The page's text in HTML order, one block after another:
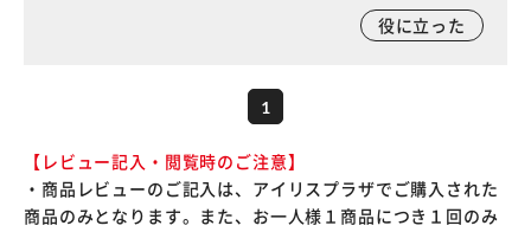
役に立った
1
【レビュー記入・閲覧時のご注意】
・商品レビューのご記入は、アイリスプラザでご購入された
商品のみとなります。また、お一人様１商品につき１回のみ